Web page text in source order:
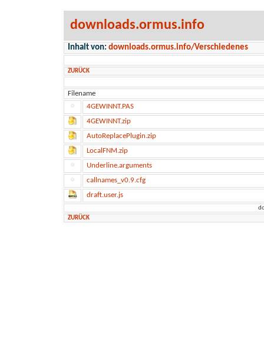
downloads.ormus.info
Inhalt von: downloads.ormus.info/Verschiedenes
ZURÜCK
Filename
4GEWINNT.PAS
4GEWINNT.zip
AutoReplacePlugin.zip
LocalFNM.zip
Underline.arguments
callnames_v0.9.cfg
draft.user.js
ZURÜCK